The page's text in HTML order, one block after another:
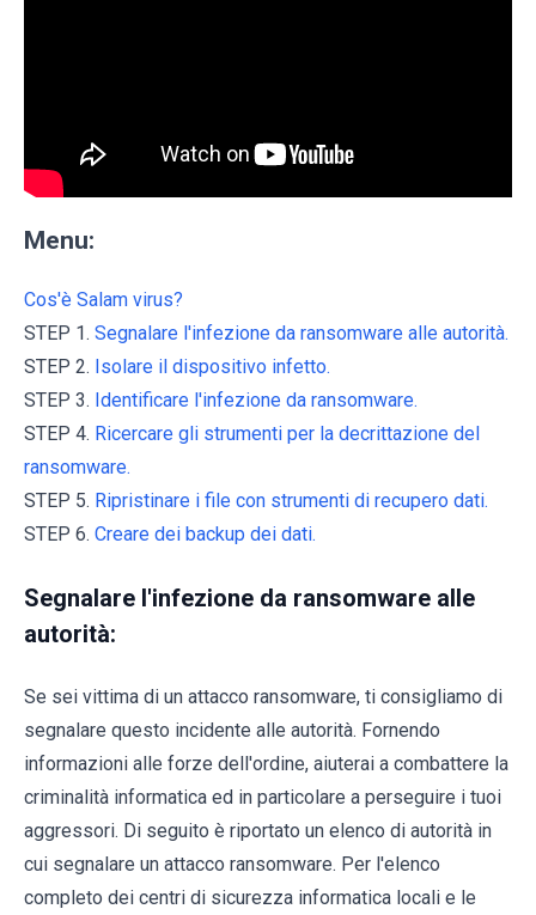
Menu:
Cos'è Salam virus?
STEP 1. Segnalare l'infezione da ransomware alle autorità.
STEP 2. Isolare il dispositivo infetto.
STEP 3. Identificare l'infezione da ransomware.
STEP 4. Ricercare gli strumenti per la decrittazione del
ransomware.
STEP 5. Ripristinare i file con strumenti di recupero dati.
STEP 6. Creare dei backup dei dati.
Segnalare l'infezione da ransomware alle
autorità:
Se sei vittima di un attacco ransomware, ti consigliamo di
segnalare questo incidente alle autorità. Fornendo
informazioni alle forze dell'ordine, aiuterai a combattere la
criminalità informatica ed in particolare a perseguire i tuoi
aggressori. Di seguito è riportato un elenco di autorità in
cui segnalare un attacco ransomware. Per l'elenco
completo dei centri di sicurezza informatica locali e le